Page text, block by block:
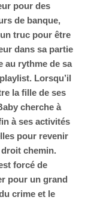
pour des
de banque,
truc pour être
dans sa partie
au rythme de sa
Lorsqu’il
la fille de ses
cherche à
à ses activités
pour revenir
chemin.
forcé de
pour un grand
crime et le